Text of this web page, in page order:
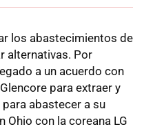
los abastecimientos de
alternativas. Por
a un acuerdo con
para extraer y
abastecer a su
Ohio con la coreana LG